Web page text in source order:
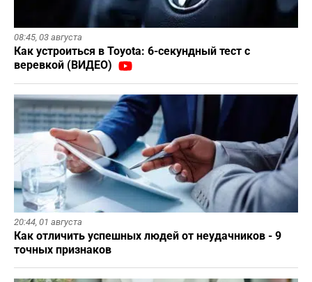
08:45, 03 августа
Как устроиться в Toyota: 6-секундный тест с
веревкой (ВИДЕО)
20:44, 01 августа
Как отличить успешных людей от неудачников - 9
точных признаков